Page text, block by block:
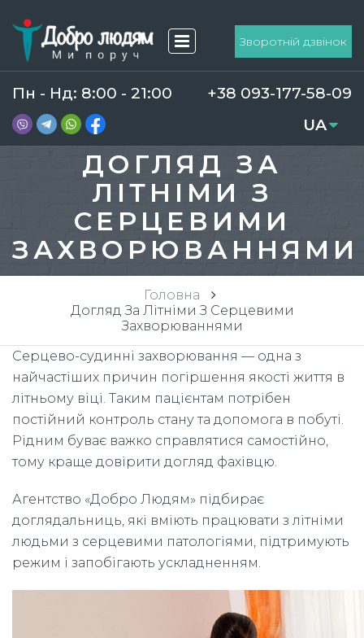
Зворотній дзвінок
Пн - Нд: 8:00 - 21:00
+38 093-177-58-09
UA
RU
ДОГЛЯД ЗА
ЛІТНІМИ З
СЕРЦЕВИМИ
ЗАХВОРЮВАННЯМИ
Головна
Догляд За Літніми З Серцевими
Захворюваннями
Серцево-судинні захворювання — одна з
найчастіших причин погіршення якості життя в
літньому віці. Таким пацієнтам потрібен
постійний контроль стану та допомога в побуті.
Рідним буває важко справлятися самостійно,
тому краще довірити догляд фахівцю.
Агентство «Добро Людям» підбирає
доглядальниць, які вміють працювати з літніми
людьми з серцевими патологіями, підтримують
режим і запобігають ускладненням.